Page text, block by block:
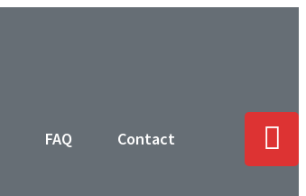
FAQ Contact